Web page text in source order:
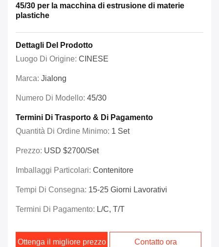
45/30 per la macchina di estrusione di materie
plastiche
Dettagli Del Prodotto
Luogo Di Origine: CINESE
Marca: Jialong
Numero Di Modello: 45/30
Termini Di Trasporto & Di Pagamento
Quantità Di Ordine Minimo: 1 Set
Prezzo: USD $2700/set
Imballaggi Particolari: Contenitore
Tempi Di Consegna: 15-25 Giorni Lavorativi
Termini Di Pagamento: L/C, T/T
Ottenga il migliore prezzo Contatto ora